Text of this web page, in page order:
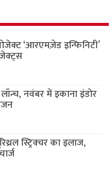
‘आरएमज़ेड इन्फिनिटी’
नवंबर में इकाना इंडोर
स्ट्रिक्चर का इलाज,